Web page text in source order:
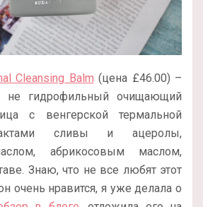
Cleansing Balm (цена £46.00) –
не гидрофильный очищающий
с венгерской термальной
сливы и ацеролы,
абрикосовым маслом,
Знаю, что не все любят этот
очень нравится, я уже делала о